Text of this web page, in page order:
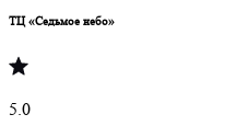
ТЦ «Седьмое небо»
5.0